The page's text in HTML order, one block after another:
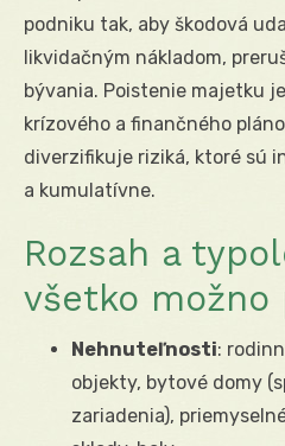
podniku tak, aby škodová
likvidačným nákladom,
bývania. Poistenie majetku
krízového a finančného
diverzifikuje riziká, ktoré sú
a kumulatívne.
Rozsah a
všetko
Nehnuteľnosti:
objekty, bytové domy
zariadenia),